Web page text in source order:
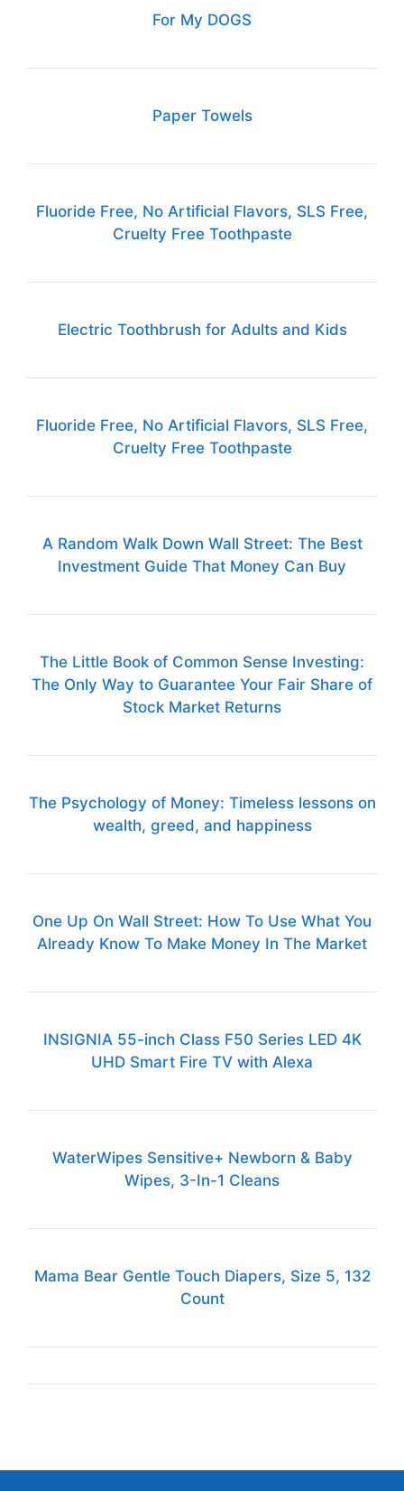
For My DOGS
Paper Towels
Fluoride Free, No Artificial Flavors, SLS Free,
Cruelty Free Toothpaste
Electric Toothbrush for Adults and Kids
Fluoride Free, No Artificial Flavors, SLS Free,
Cruelty Free Toothpaste
A Random Walk Down Wall Street: The Best
Investment Guide That Money Can Buy
The Little Book of Common Sense Investing:
The Only Way to Guarantee Your Fair Share of
Stock Market Returns
The Psychology of Money: Timeless lessons on
wealth, greed, and happiness
One Up On Wall Street: How To Use What You
Already Know To Make Money In The Market
INSIGNIA 55-inch Class F50 Series LED 4K
UHD Smart Fire TV with Alexa
WaterWipes Sensitive+ Newborn & Baby
Wipes, 3-In-1 Cleans
Mama Bear Gentle Touch Diapers, Size 5, 132
Count